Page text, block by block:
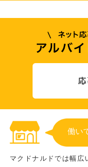
働い
マクドナルドでは幅広